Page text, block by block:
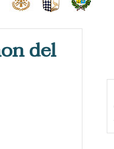
del